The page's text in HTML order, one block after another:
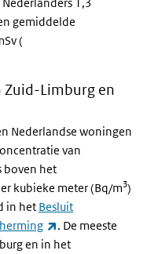
gemiddelde
(
Zuid-Limburg en
Nederlandse woningen
van
boven het
kubieke meter (Bq/m3)
in het Besluit
(externe link)
. De meeste
en in het